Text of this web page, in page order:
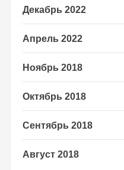
Декабрь 2022
Апрель 2022
Ноябрь 2018
Октябрь 2018
Сентябрь 2018
Август 2018